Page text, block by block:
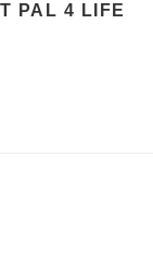
PAL 4 LIFE